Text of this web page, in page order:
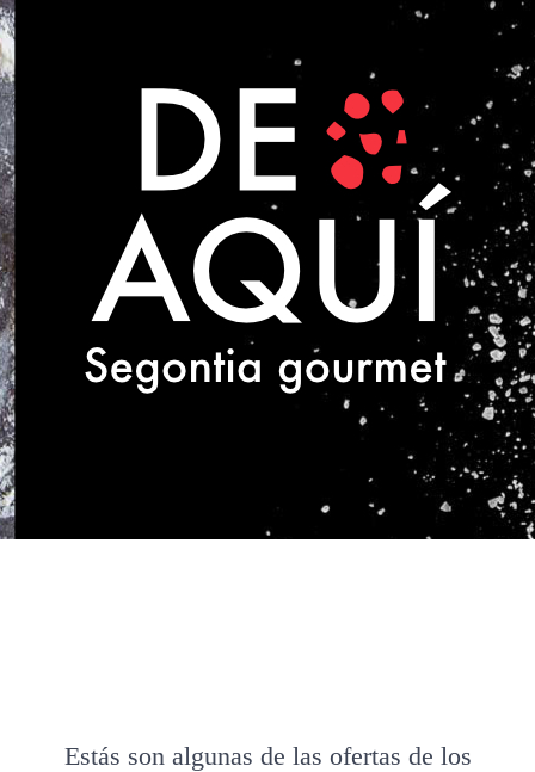
Estás son algunas de las ofertas de los